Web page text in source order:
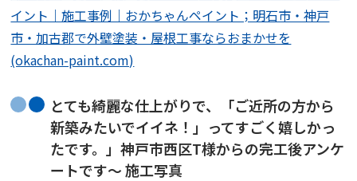
イント｜施工事例｜おかちゃんペイント；明石市・神戸
市・加古郡で外壁塗装・屋根工事ならおまかせを
(okachan-paint.com)
とても綺麗な仕上がりで、「ご近所の方から
新築みたいでイイネ！」ってすごく嬉しかっ
たです。」神戸市西区T様からの完工後アンケ
ートです〜 施工写真